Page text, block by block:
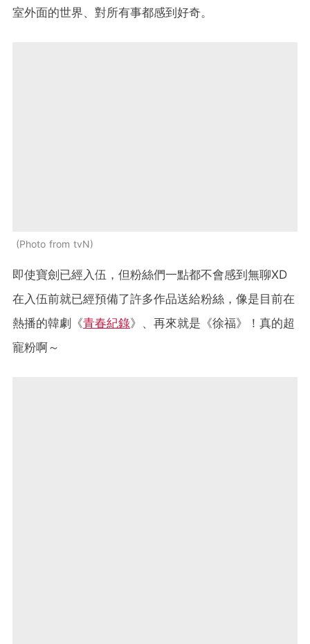
室外面的世界、對所有事都感到好奇。
Photo from tvN
即使寶劍已經入伍，但粉絲們一點都不會感到無聊XD
在入伍前就已經預備了許多作品送給粉絲，像是目前在
熱播的韓劇《青春紀錄》、再來就是《徐福》！真的超
寵粉啊～